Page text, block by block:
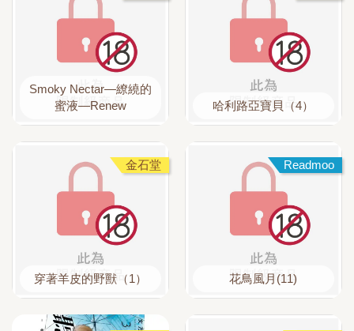
Smoky Nectar—繚繞的
蜜液—Renew
哈利路亞寶貝（4）
金石堂
穿著羊皮的野獸（1）
Readmoo
花鳥風月(11)